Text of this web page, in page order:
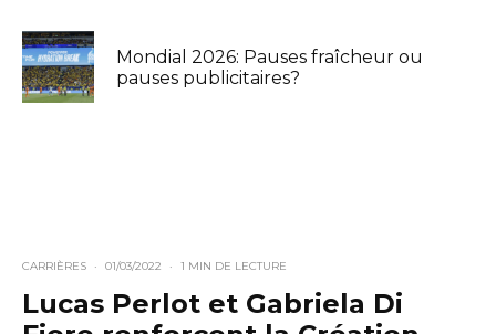
Mondial 2026: Pauses fraîcheur ou
pauses publicitaires?
CARRIÈRES · 01/03/2022 · 1 MIN DE LECTURE
Lucas Perlot et Gabriela Di